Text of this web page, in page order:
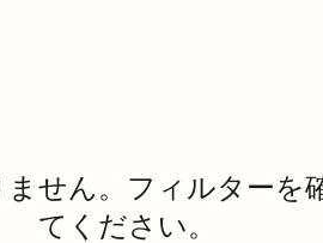
せん。フィルターを
てください。